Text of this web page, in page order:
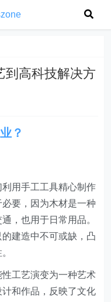
到高科技解决方
？
用手工工具精心制作
要，因为木材是一种
，也用于日常用品。
建造中不可或缺，凸
工艺演变为一种艺术
和作品，反映了文化